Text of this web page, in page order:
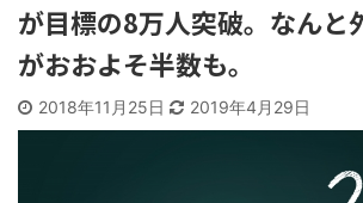
が目標の8万人突破。なんと
がおおよそ半数も。
2018年11月25日 2019年4月29日